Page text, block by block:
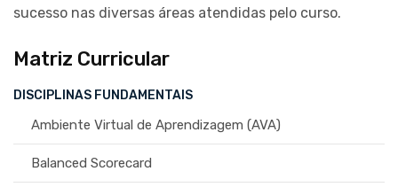
sucesso nas diversas áreas atendidas pelo curso.
Matriz Curricular
DISCIPLINAS FUNDAMENTAIS
Ambiente Virtual de Aprendizagem (AVA)
Balanced Scorecard